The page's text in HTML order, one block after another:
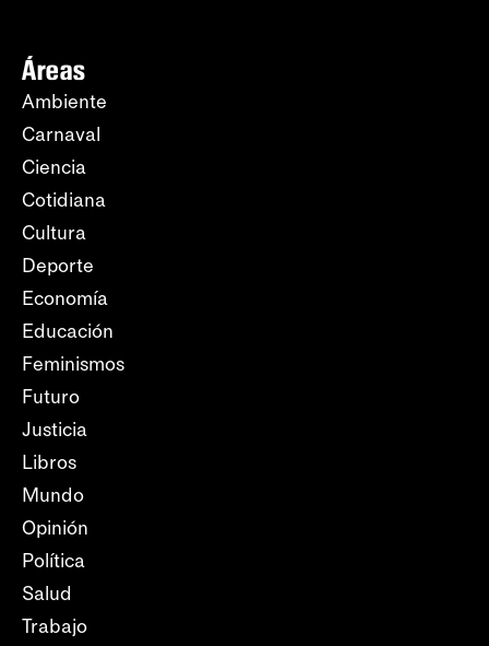
Áreas
Ambiente
Carnaval
Ciencia
Cotidiana
Cultura
Deporte
Economía
Educación
Feminismos
Futuro
Justicia
Libros
Mundo
Opinión
Política
Salud
Trabajo